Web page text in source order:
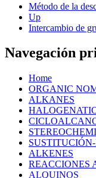
Método de la
Up
Intercambio de
Navegación
Home
ORGANIC
ALKANES
ALKENES
REACCIONES
ALQUINOS